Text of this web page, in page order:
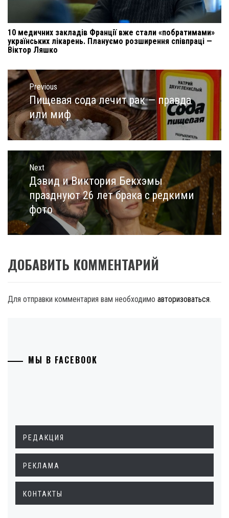
10 медичних закладів Франції вже стали «побратимами»
українських лікарень. Плануємо розширення співпраці —
Віктор Ляшко
Навигация
по
записям
Previous
Previous
post:
Пищевая сода лечит рак — правда
или миф
Next
Next
post:
Дэвид и Виктория Бекхэмы
празднуют 26 лет брака с редкими
фото
ДОБАВИТЬ КОММЕНТАРИЙ
Для отправки комментария вам необходимо авторизоваться.
МЫ В FACEBOOK
РЕДАКЦИЯ
РЕКЛАМА
КОНТАКТЫ